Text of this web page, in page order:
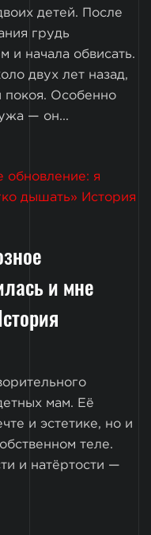
детей. После
грудь
и начала обвисать.
двух лет назад,
покоя. Особенно
— он...
и мне
мам. Её
и эстетике, но и
теле.
и натёртости —